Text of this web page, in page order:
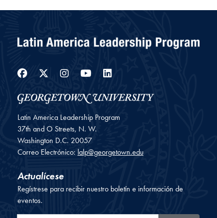
Facebook
Twitter
Instagram
YouTube
LinkedIn
Latin America Leadership Program
37th and O Streets, N. W.
Washington D.C. 20057
Correo Electrónico: lalp@georgetown.edu
Actualícese
Regístrese para recibir nuestro boletín e información de
eventos.